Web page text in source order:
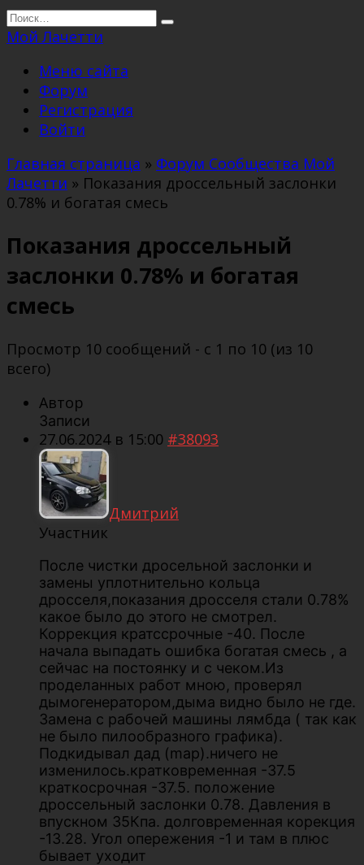
Перейти
к
Search
for:
Мой Лачетти
Меню сайта
Форум
Регистрация
Войти
Главная страница » Форум Сообщества Мой
Лачетти » Показания дроссельный заслонки
0.78% и богатая смесь
Показания дроссельный
заслонки 0.78% и богатая
смесь
Просмотр 10 сообщений - с 1 по 10 (из 10
всего)
Автор
Записи
27.06.2024 в 15:00 #38093
Дмитрий
Участник
После чистки дросельной заслонки и
замены уплотнительно кольца
дросселя,показания дросселя стали 0.78%
какое было до этого не смотрел.
Коррекция кратссрочные -40. После
начала выпадать ошибка богатая смесь , а
сейчас на постоянку и с чеком.Из
проделанных работ мною, проверял
дымогенератором,дыма видно было не где.
Замена с рабочей машины лямбда ( так как
не было пилообразного графика).
Подкидывал дад (map).ничего не
изменилось.кратковременная -37.5
краткосрочная -37.5. положение
дроссельный заслонки 0.78. Давления в
впускном 35Кпа. долговременная корекция
-13.28. Угол опережения -1 и там в плюс
бывает уходит